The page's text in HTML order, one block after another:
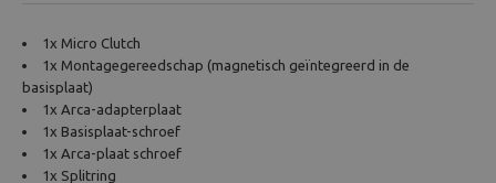
1x Micro Clutch
1x Montagegereedschap (magnetisch geïntegreerd in de
basisplaat)
1x Arca-adapterplaat
1x Basisplaat-schroef
1x Arca-plaat schroef
1x Splitring